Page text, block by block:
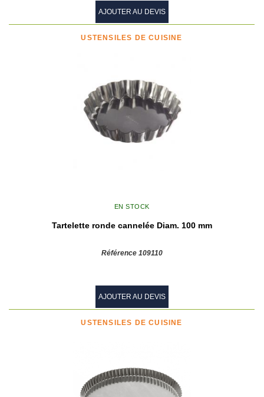
AJOUTER AU DEVIS
USTENSILES DE CUISINE
EN STOCK
Tartelette ronde cannelée Diam. 100 mm
Référence 109110
AJOUTER AU DEVIS
USTENSILES DE CUISINE